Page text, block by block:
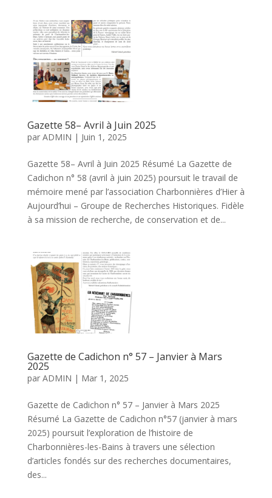
Gazette 58– Avril à Juin 2025
par ADMIN | Juin 1, 2025
Gazette 58– Avril à Juin 2025 Résumé La Gazette de
Cadichon n° 58 (avril à juin 2025) poursuit le travail de
mémoire mené par l’association Charbonnières d’Hier à
Aujourd’hui – Groupe de Recherches Historiques. Fidèle
à sa mission de recherche, de conservation et de...
Gazette de Cadichon n° 57 – Janvier à Mars
2025
par ADMIN | Mar 1, 2025
Gazette de Cadichon n° 57 – Janvier à Mars 2025
Résumé La Gazette de Cadichon n°57 (janvier à mars
2025) poursuit l’exploration de l’histoire de
Charbonnières-les-Bains à travers une sélection
d’articles fondés sur des recherches documentaires,
des...